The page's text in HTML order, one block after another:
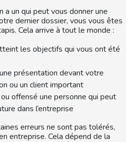
a un qui peut vous donner une
dernier dossier, vous vous êtes
Cela arrive à tout le monde :
les objectifs qui vous ont été
présentation devant votre
ou un client important
offensé une personne qui peut
dans l’entreprise
erreurs ne sont pas tolérés,
entreprise. Cela dépend de la